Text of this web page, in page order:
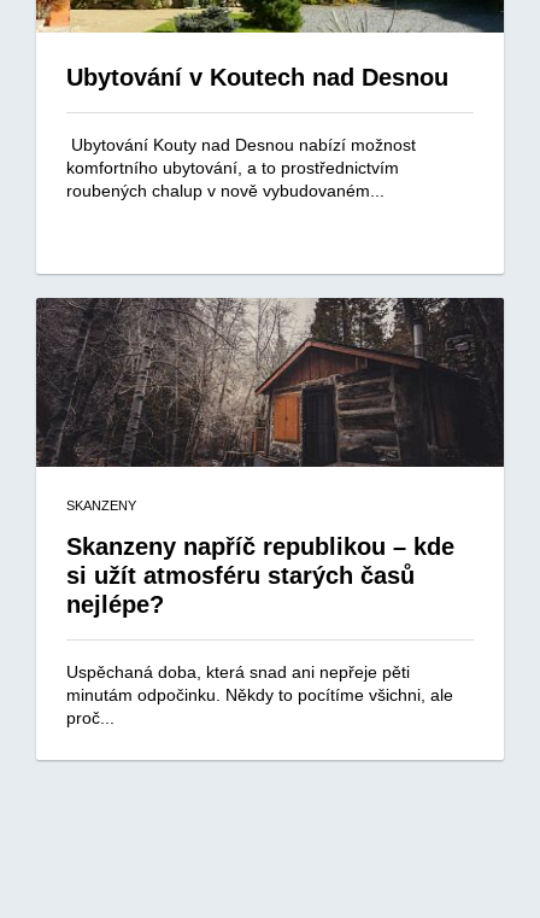
Ubytování v Koutech nad Desnou
Ubytování Kouty nad Desnou nabízí možnost
komfortního ubytování, a to prostřednictvím
roubených chalup v nově vybudovaném...
SKANZENY
Skanzeny napříč republikou – kde
si užít atmosféru starých časů
nejlépe?
Uspěchaná doba, která snad ani nepřeje pěti
minutám odpočinku. Někdy to pocítíme všichni, ale
proč...